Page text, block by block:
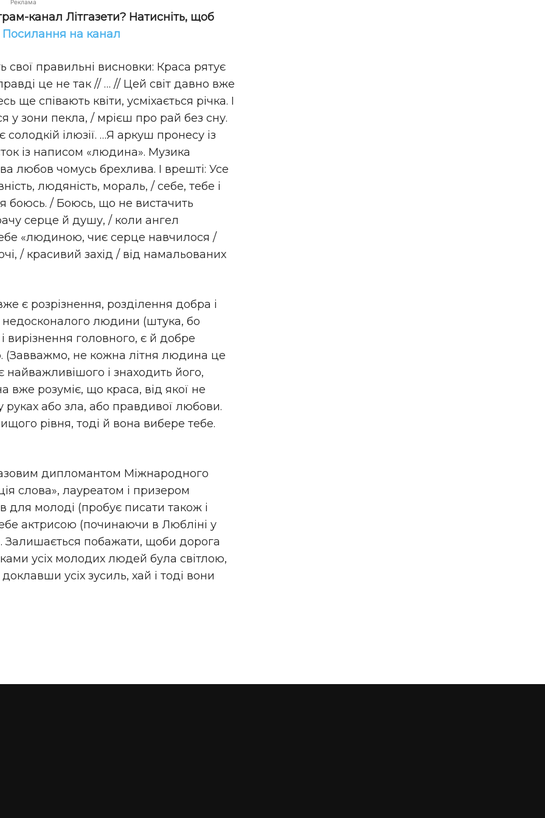
Реклама
канал Літгазети? Натисніть, щоб
Посилання на канал
правильні висновки: Краса рятує
це не так // … // Цей світ давно вже
ще співають квіти, усміхається річка. І
у зони пекла, / мрієш про рай без сну.
ілюзії. …Я аркуш пронесу із
із написом «людина». Музика
любов чомусь брехлива. І врешті: Усе
людяність, мораль, / себе, тебе і
боюсь. / Боюсь, що не вистачить
серце й душу, / коли ангел
«людиною, чиє серце навчилося /
/ красивий захід / від намальованих
є розрізнення, розділення добра і
недосконалого людини (штука, бо
вирізнення головного, є й добре
(Завважмо, не кожна літня людина це
і знаходить його,
вже розуміє, що краса, від якої не
руках або зла, або правдивої любови.
рівня, тоді й вона вибере тебе.
дипломантом Міжнародного
слова», лауреатом і призером
для молоді (пробує писати також і
актрисою (починаючи в Любліні у
Залишається побажати, щоби дорога
усіх молодих людей була світлою,
усіх зусиль, хай і тоді вони